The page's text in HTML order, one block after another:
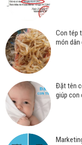
Con tép
món dân
Đặt tên
giúp con